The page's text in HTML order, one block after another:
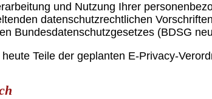
und Nutzung Ihrer
datenschutzrechtlichen
Bundesdatenschutzgesetzes (BDSG
Teile der geplanten E-Privacy-